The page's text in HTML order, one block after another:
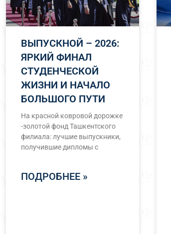
ВЫПУСКНОЙ – 2026:
ЯРКИЙ ФИНАЛ
СТУДЕНЧЕСКОЙ
ЖИЗНИ И НАЧАЛО
БОЛЬШОГО ПУТИ
На красной ковровой дорожке
-золотой фонд Ташкентского
филиала: лучшие выпускники,
получившие дипломы с
ПОДРОБНЕЕ »